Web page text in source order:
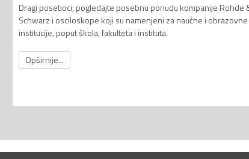
Dragi posetioci, pogledajte posebnu ponudu kompanije Rohde
Schwarz i osciloskope koji su namenjeni za naučne i obrazovne
institucije, poput škola, fakulteta i instituta.
Opširnije...